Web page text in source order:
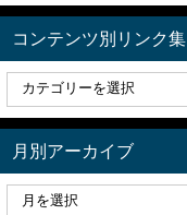
コンテンツ別リンク集
月別アーカイブ